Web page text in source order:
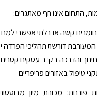
התחום אינו חף מאתגרים:
קשה או בלתי אפשרי
דורשת תהליכי הפרדה
והדרכה בקרב עסקים קטנים
טיפול באזורים פריפריים